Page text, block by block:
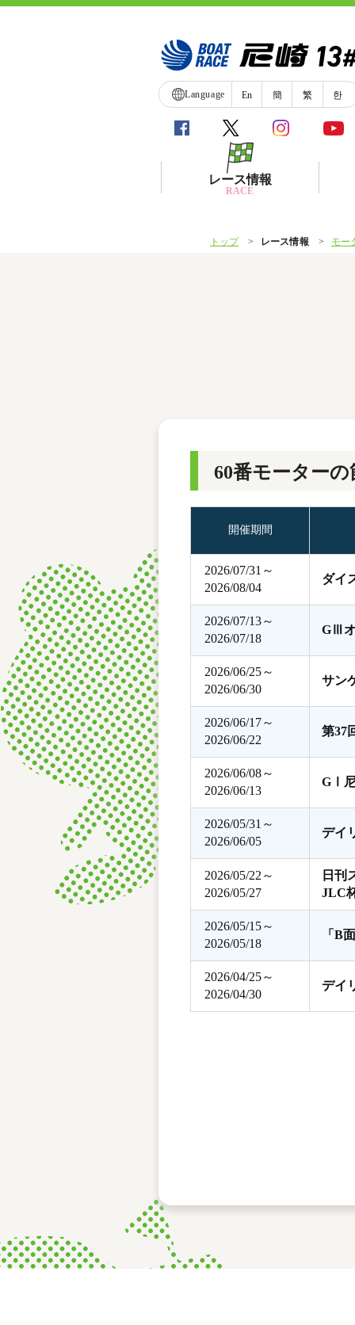
Language En 簡 繁 한
レース情報
RACE
ボートデータ
トップ レース情報 モー
60番モーターの
開催期間
2026/07/31～
2026/08/04
ダイ
2026/07/13～
2026/07/18
GⅢオ
2026/06/25～
2026/06/30
サン
2026/06/17～
2026/06/22
第37
2026/06/08～
2026/06/13
GⅠ尼
2026/05/31～
2026/06/05
デイ
2026/05/22～
2026/05/27
日刊
JLC
2026/05/15～
2026/05/18
「B
2026/04/25～
2026/04/30
デイ